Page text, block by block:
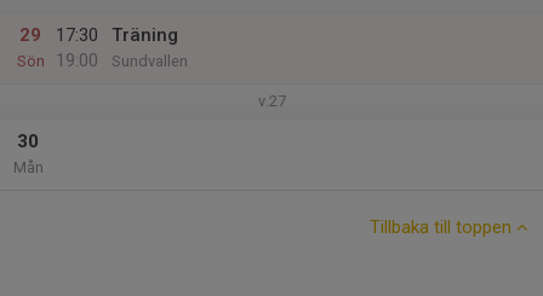
29
Sön
17:30
19:00
Träning
Sundvallen
v.27
30
Mån
Tillbaka till toppen